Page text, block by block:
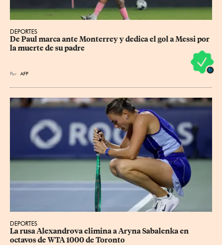
DEPORTES
De Paul marca ante Monterrey y dedica el gol a Messi por
la muerte de su padre
Por AFP
DEPORTES
La rusa Alexandrova elimina a Aryna Sabalenka en
octavos de WTA 1000 de Toronto